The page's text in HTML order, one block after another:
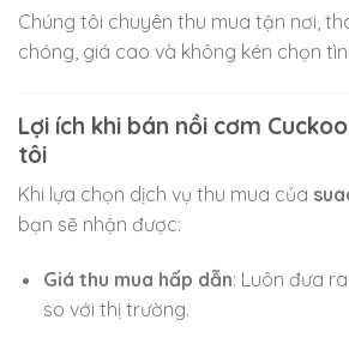
Chúng tôi chuyên thu mua tận nơi,
chóng, giá cao và không kén chọn
Lợi ích khi bán nồi cơm
tôi
Khi lựa chọn dịch vụ thu mua của
bạn sẽ nhận được:
Giá thu mua hấp dẫn: Luôn đưa
so với thị trường.